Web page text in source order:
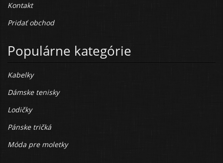
Kontakt
Pridať obchod
Populárne kategórie
Kabelky
Dámske tenisky
Lodičky
Pánske tričká
Móda pre moletky